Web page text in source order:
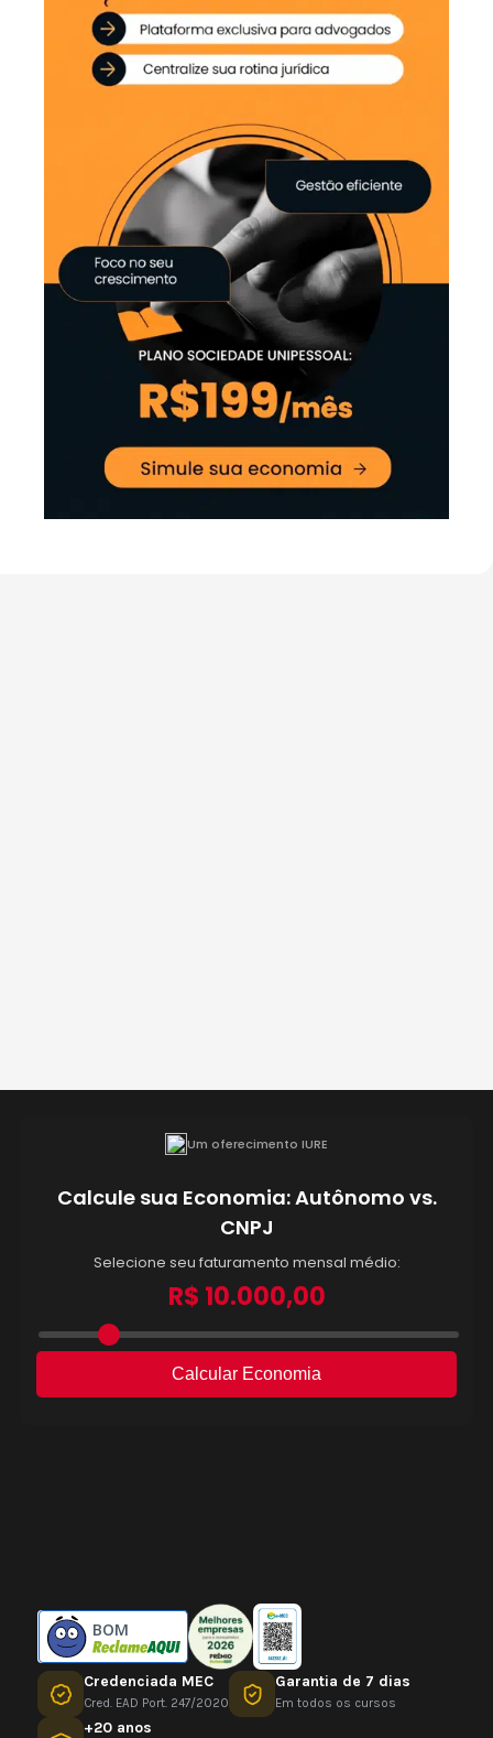
BOM
Credenciada MEC
Cred. EAD Port. 247/2020
Garantia de 7 dias
Em todos os cursos
+20 anos